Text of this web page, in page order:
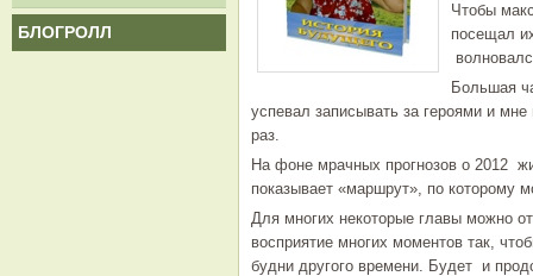
БЛОГРОЛЛ
Чтобы
посещал
Большая
успевал записывать за героями и
раз.
На фоне мрачных прогнозов о 2012
показывает «маршрут», по которому
Для многих некоторые главы можно
восприятие многих моментов так,
будни другого времени. Будет и